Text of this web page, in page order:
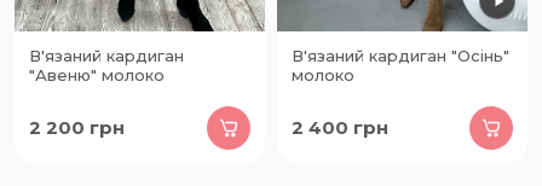
В'язаний кардиган
"Авеню" молоко
2 200 грн
В'язаний кардиган "Осінь"
молоко
2 400 грн